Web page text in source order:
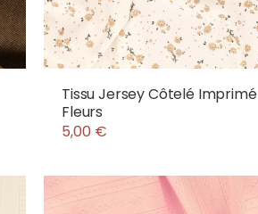
Tissu Jersey Côtelé Imprimé
Fleurs
5,00 €